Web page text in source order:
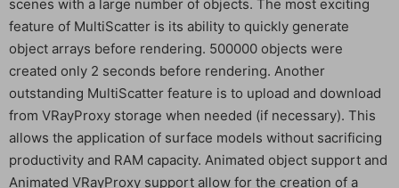
scenes with a large number of objects. The most exciting
feature of MultiScatter is its ability to quickly generate
object arrays before rendering. 500000 objects were
created only 2 seconds before rendering. Another
outstanding MultiScatter feature is to upload and download
from VRayProxy storage when needed (if necessary). This
allows the application of surface models without sacrificing
productivity and RAM capacity. Animated object support and
Animated VRayProxy support allow for the creation of a